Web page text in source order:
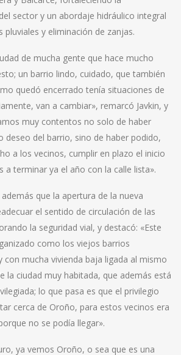
sector y un abordaje hidráulico integral
pluviales y eliminación de zanjas.
de mucha gente que hace mucho
un barrio lindo, cuidado, que también
quedó encerrado tenía situaciones de
van a cambiar», remarcó Javkin, y
muy contentos no solo de haber
deseo del barrio, sino de haber podido,
a los vecinos, cumplir en plazo el inicio
a terminar ya el año con la calle lista».
que la apertura de la nueva
el sentido de circulación de las
la seguridad vial, y destacó: «Este
como los viejos barrios
con mucha vivienda baja ligada al mismo
la ciudad muy habitada, que además está
lo que pasa es que el privilegio
cerca de Oroño, para estos vecinos era
no se podía llegar».
ya vemos Oroño, o sea que es una